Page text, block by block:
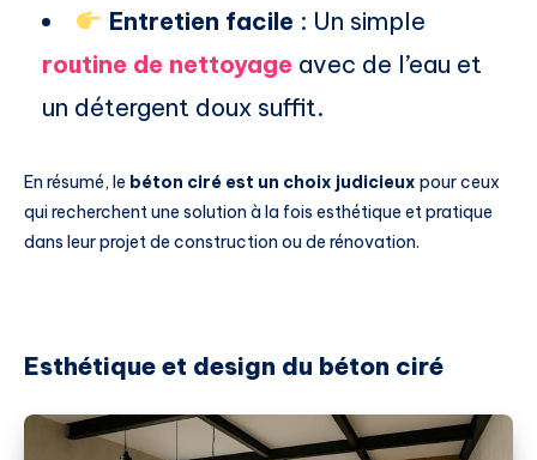
Entretien facile : Un simple
routine de nettoyage avec de l’eau et
un détergent doux suffit.
En résumé, le béton ciré est un choix judicieux pour ceux
qui recherchent une solution à la fois esthétique et pratique
dans leur projet de construction ou de rénovation.
Esthétique et design du béton ciré